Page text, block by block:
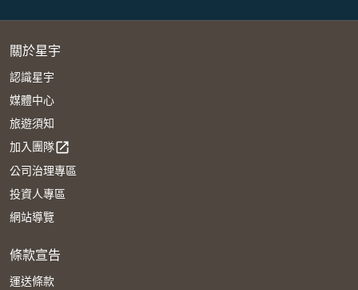
關於星宇
認識星宇
媒體中心
旅遊須知
加入團隊open_in_new
公司治理專區
投資人專區
網站導覽
條款宣告
運送條款